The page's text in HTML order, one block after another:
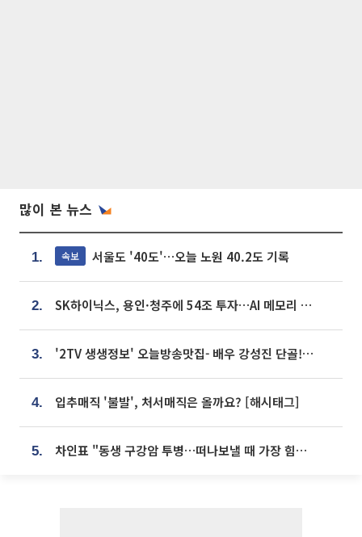
많이 본 뉴스
1. 속보 서울도 '40도'…오늘 노원 40.2도 기록
2. SK하이닉스, 용인·청주에 54조 투자…AI 메모리 생산기지 키운다
3. '2TV 생생정보' 오늘방송맛집- 배우 강성진 단골! 쌀국수ㆍ푸팟퐁 커리 맛집 '블○○○'
4. 입추매직 '불발', 처서매직은 올까요? [해시태그]
5. 차인표 "동생 구강암 투병…떠나보낼 때 가장 힘들었다”